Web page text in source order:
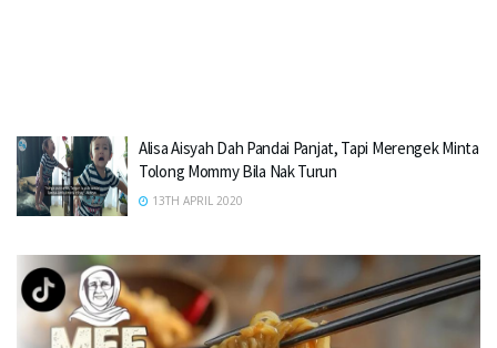
Alisa Aisyah Dah Pandai Panjat, Tapi Merengek Minta
Tolong Mommy Bila Nak Turun
13TH APRIL 2020